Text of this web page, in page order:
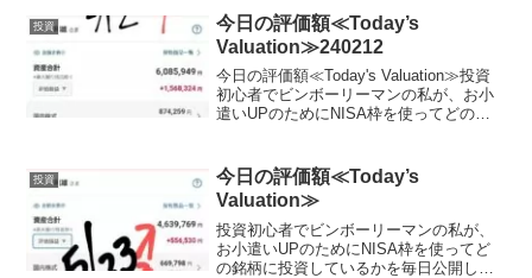
ンプ：06:...
投資
今日の評価額≪Today’s
Valuation≫240212
今日の評価額≪Today's Valuation≫投資
初心者でビンボーリーマンの私が、お小
遣いUPのためにNISA枠を使ってどの銘
きるだけ投資に回すようにしています。
終...
投資
今日の評価額≪Today’s
Valuation≫
投資初心者でビンボーリーマンの私が、
お小遣いUPのためにNISA枠を使ってど
の銘柄に投資しているかを毎日公開して